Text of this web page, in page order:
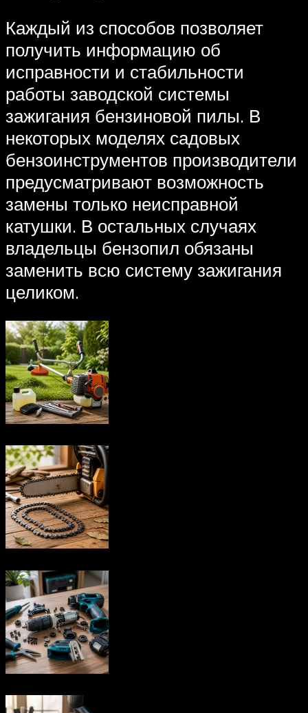
Каждый из способов позволяет
получить информацию об
исправности и стабильности
работы заводской системы
зажигания бензиновой пилы. В
некоторых моделях садовых
бензоинструментов производители
предусматривают возможность
замены только неисправной
катушки. В остальных случаях
владельцы бензопил обязаны
заменить всю систему зажигания
целиком.